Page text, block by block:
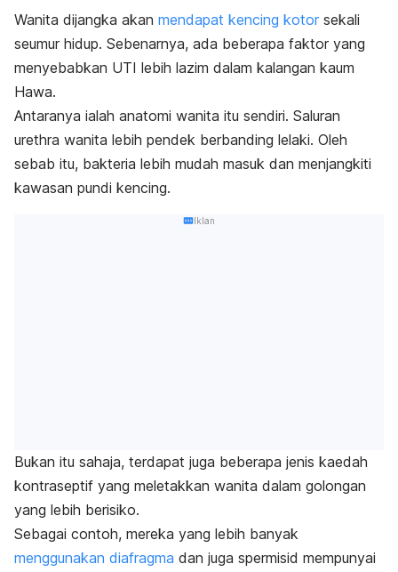
Wanita dijangka akan mendapat kencing kotor sekali
seumur hidup. Sebenarnya, ada beberapa faktor yang
menyebabkan UTI lebih lazim dalam kalangan kaum
Hawa.
Antaranya ialah anatomi wanita itu sendiri. Saluran
urethra wanita lebih pendek berbanding lelaki. Oleh
sebab itu, bakteria lebih mudah masuk dan menjangkiti
kawasan pundi kencing.
Iklan
Bukan itu sahaja, terdapat juga beberapa jenis kaedah
kontraseptif yang meletakkan wanita dalam golongan
yang lebih berisiko.
Sebagai contoh, mereka yang lebih banyak
menggunakan diafragma dan juga spermisid mempunyai